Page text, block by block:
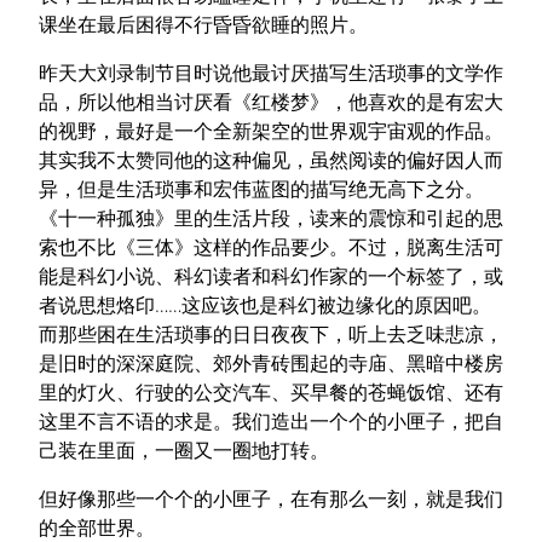
课坐在最后困得不行昏昏欲睡的照片。
昨天大刘录制节目时说他最讨厌描写生活琐事的文学作
品，所以他相当讨厌看《红楼梦》，他喜欢的是有宏大
的视野，最好是一个全新架空的世界观宇宙观的作品。
其实我不太赞同他的这种偏见，虽然阅读的偏好因人而
异，但是生活琐事和宏伟蓝图的描写绝无高下之分。
《十一种孤独》里的生活片段，读来的震惊和引起的思
索也不比《三体》这样的作品要少。不过，脱离生活可
能是科幻小说、科幻读者和科幻作家的一个标签了，或
者说思想烙印……这应该也是科幻被边缘化的原因吧。
而那些困在生活琐事的日日夜夜下，听上去乏味悲凉，
是旧时的深深庭院、郊外青砖围起的寺庙、黑暗中楼房
里的灯火、行驶的公交汽车、买早餐的苍蝇饭馆、还有
这里不言不语的求是。我们造出一个个的小匣子，把自
己装在里面，一圈又一圈地打转。
但好像那些一个个的小匣子，在有那么一刻，就是我们
的全部世界。